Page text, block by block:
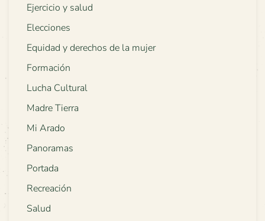
Ejercicio y salud
Elecciones
Equidad y derechos de la mujer
Formación
Lucha Cultural
Madre Tierra
Mi Arado
Panoramas
Portada
Recreación
Salud